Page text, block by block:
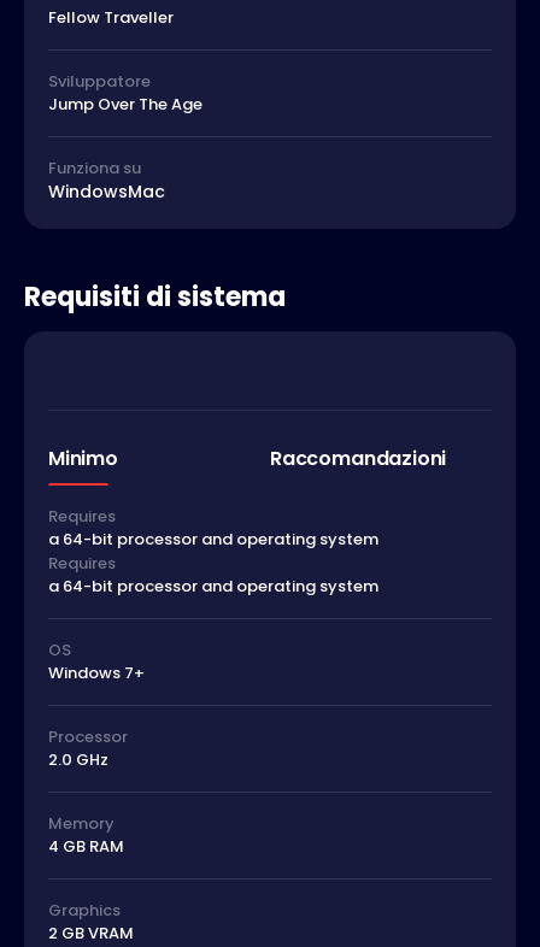
Fellow Traveller
Sviluppatore
Jump Over The Age
Funziona su
WindowsMac
Requisiti di sistema
Minimo Raccomandazioni
Requires
a 64-bit processor and operating system
Requires
a 64-bit processor and operating system
OS
Windows 7+
Processor
2.0 GHz
Memory
4 GB RAM
Graphics
2 GB VRAM